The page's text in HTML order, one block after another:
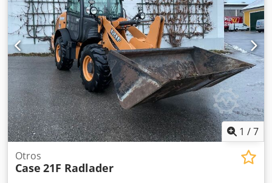
11604 * Disponibles 3 unidades Dedpfx Askq Amfjkqskr *
Precio bajo consulta * Toda la información proporcionada
no es vinculante.
1 /7
Otros
Case 21F Radlader